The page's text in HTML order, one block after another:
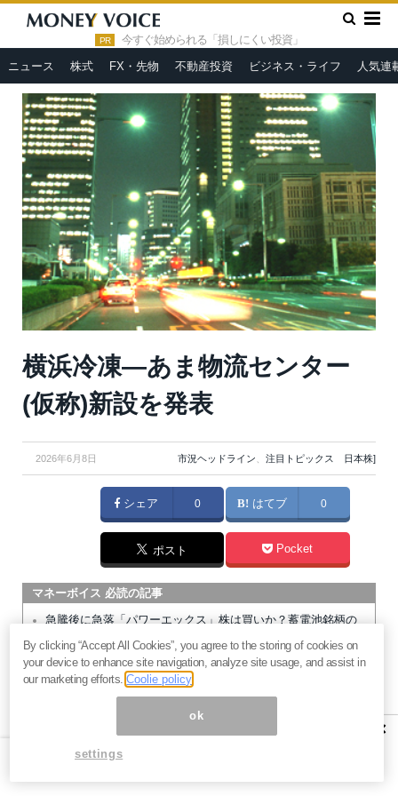
PR 今すぐ始められる「損しにくい投資」
ニュース 株式 FX・先物 不動産投資 ビジネス・ライフ 人気連
HOME » 市況ヘッドライン
横浜冷凍—あま物流センター(仮
称)新設を発表
横浜冷凍—あま物流センター
(仮称)新設を発表
2026年6月8日 市況ヘッドライン、 注目トピックス 日本株]
シェア 0 はてブ 0
ポスト Pocket
マネーボイス 必読の記事
急騰後に急落「パワーエックス」株は買いか？蓄電池銘柄の
将来性とリスク
過去最高益「サンリオ」は買いか？決算で見えた“強い事
業”と“脆い統治”の同居
「蓄電所」設置ブームで恩恵！株価上昇が見込める日本企業4
×
By clicking “Accept All Cookies”, you agree to the storing of cookies on
your device to enhance site navigation, analyze site usage, and assist in
our marketing efforts.Coolie policy
ok
settings